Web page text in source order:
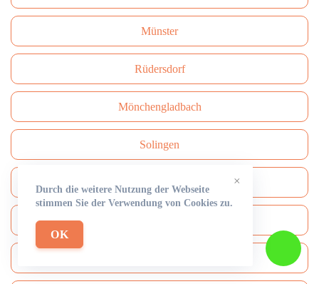
Münster
Rüdersdorf
Mönchengladbach
Solingen
×
Durch die weitere Nutzung der Webseite
stimmen Sie der Verwendung von Cookies zu.
OK